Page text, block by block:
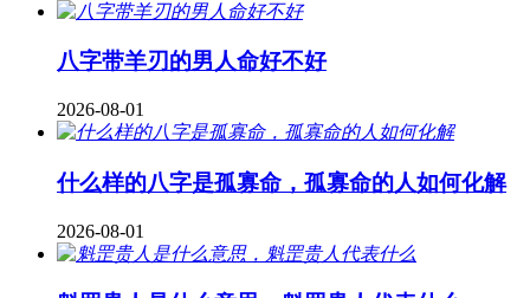
八字带羊刃的男人命好不好
2026-08-01
什么样的八字是孤寡命，孤寡命的人如何化解
2026-08-01